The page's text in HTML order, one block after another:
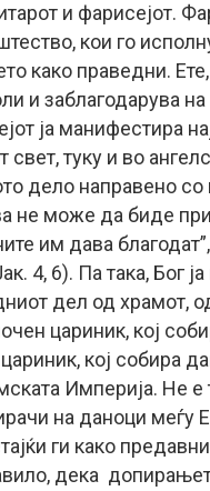
и фарисејот.
кои го
како праведни.
и заблагодарува
ја манифестира
туку и во
дело направено со
не може да биде
им дава
4, 6). Па така, Бог
дел од храмот,
цариник, кој
кој собира
Империја. Не
на даноци меѓу
ги како
дека